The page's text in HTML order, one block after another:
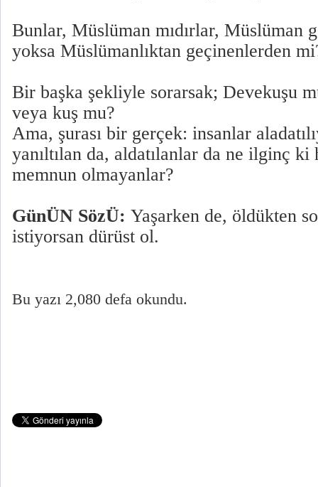
Bunlar, Müslüman mıdırlar, Müslüman
yoksa Müslümanlıktan geçinenlerden
Bir başka şekliyle sorarsak; Devekuşu
veya kuş mu?
Ama, şurası bir gerçek: insanlar
yanıltılan da, aldatılanlar da ne ilginç
memnun olmayanlar?
GünÜN SözÜ: Yaşarken de, öldükten
istiyorsan dürüst ol.
Bu yazı 2,080 defa okundu.